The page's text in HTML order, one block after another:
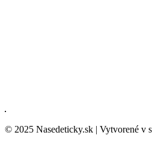
© 2025 Nasedeticky.sk | Vytvorené v